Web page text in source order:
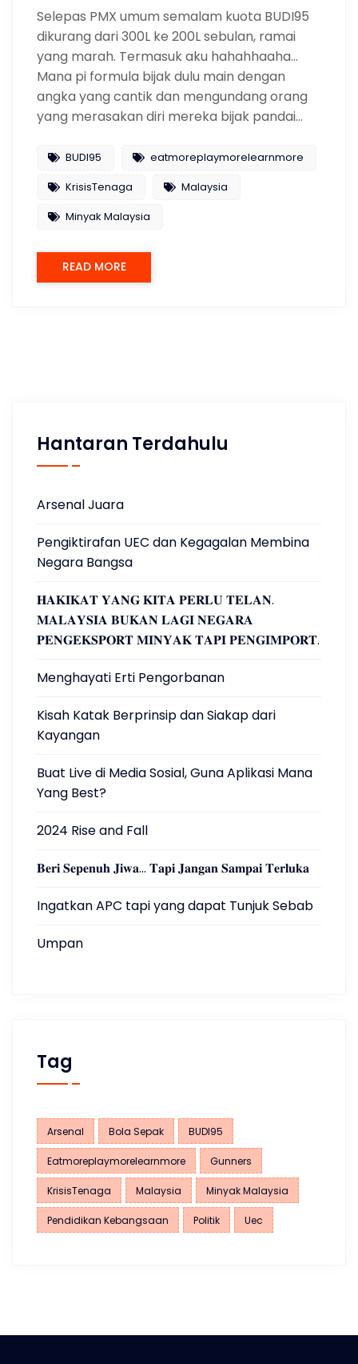
Selepas PMX umum semalam kuota BUDI95
dikurang dari 300L ke 200L sebulan, ramai
yang marah. Termasuk aku hahahhaaha…
Mana pi formula bijak dulu main dengan
angka yang cantik dan mengundang orang
yang merasakan diri mereka bijak pandai…
BUDI95
eatmoreplaymorelearnmore
KrisisTenaga
Malaysia
Minyak Malaysia
READ MORE
Hantaran Terdahulu
Arsenal Juara
Pengiktirafan UEC dan Kegagalan Membina
Negara Bangsa
𝐇𝐀𝐊𝐈𝐊𝐀𝐓 𝐘𝐀𝐍𝐆 𝐊𝐈𝐓𝐀 𝐏𝐄𝐑𝐋𝐔 𝐓𝐄𝐋𝐀𝐍.
𝐌𝐀𝐋𝐀𝐘𝐒𝐈𝐀 𝐁𝐔𝐊𝐀𝐍 𝐋𝐀𝐆𝐈 𝐍𝐄𝐆𝐀𝐑𝐀
𝐏𝐄𝐍𝐆𝐄𝐊𝐒𝐏𝐎𝐑𝐓 𝐌𝐈𝐍𝐘𝐀𝐊 𝐓𝐀𝐏𝐈 𝐏𝐄𝐍𝐆𝐈𝐌𝐏𝐎𝐑𝐓.
Menghayati Erti Pengorbanan
Kisah Katak Berprinsip dan Siakap dari
Kayangan
Buat Live di Media Sosial, Guna Aplikasi Mana
Yang Best?
2024 Rise and Fall
𝐁𝐞𝐫𝐢 𝐒𝐞𝐩𝐞𝐧𝐮𝐡 𝐉𝐢𝐰𝐚… 𝐓𝐚𝐩𝐢 𝐉𝐚𝐧𝐠𝐚𝐧 𝐒𝐚𝐦𝐩𝐚𝐢 𝐓𝐞𝐫𝐥𝐮𝐤𝐚
Ingatkan APC tapi yang dapat Tunjuk Sebab
Umpan
Tag
Arsenal Bola Sepak BUDI95
Eatmoreplaymorelearnmore Gunners
KrisisTenaga Malaysia Minyak Malaysia
Pendidikan Kebangsaan Politik Uec